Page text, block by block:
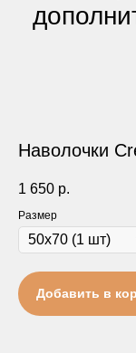
Наволочки
1 650 р.
Размер
Добавить в